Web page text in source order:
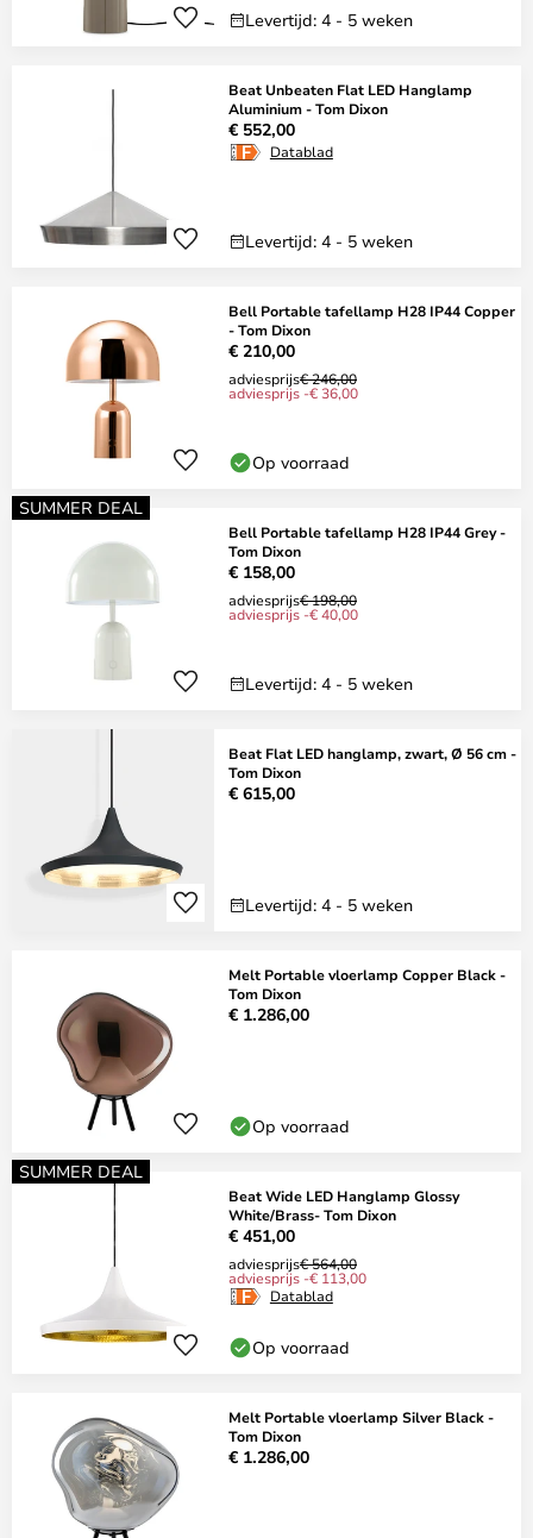
Levertijd: 4 - 5 weken
Beat Unbeaten Flat LED Hanglamp
Aluminium - Tom Dixon
€ 552,00
Datablad
Levertijd: 4 - 5 weken
Bell Portable tafellamp H28 IP44 Copper
- Tom Dixon
€ 210,00
adviesprijs€ 246,00
adviesprijs -€ 36,00
Op voorraad
SUMMER DEAL
Bell Portable tafellamp H28 IP44 Grey -
Tom Dixon
€ 158,00
adviesprijs€ 198,00
adviesprijs -€ 40,00
Levertijd: 4 - 5 weken
Beat Flat LED hanglamp, zwart, Ø 56 cm -
Tom Dixon
€ 615,00
Levertijd: 4 - 5 weken
Melt Portable vloerlamp Copper Black -
Tom Dixon
€ 1.286,00
Op voorraad
SUMMER DEAL
Beat Wide LED Hanglamp Glossy
White/Brass- Tom Dixon
€ 451,00
adviesprijs€ 564,00
adviesprijs -€ 113,00
Datablad
Op voorraad
Melt Portable vloerlamp Silver Black -
Tom Dixon
€ 1.286,00